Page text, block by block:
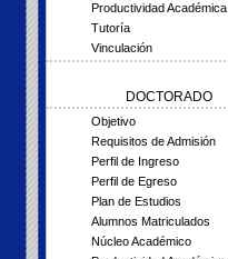
Productividad Académica
Tutoría
Vinculación
DOCTORADO
Objetivo
Requisitos de Admisión
Perfil de Ingreso
Perfil de Egreso
Plan de Estudios
Alumnos Matriculados
Núcleo Académico